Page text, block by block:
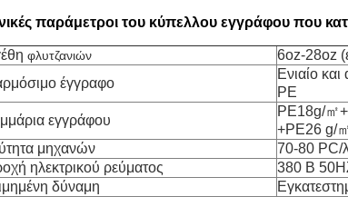
παράμετροι του κύπελλου εγγράφου που
φλυτζανιών
6oz-28oz
έγγραφο
Ενιαίο
PE
εγγράφου
PE18g/㎡
+PE26 g/
μηχανών
70-80 PC/
ηλεκτρικού ρεύματος
380 Β
δύναμη